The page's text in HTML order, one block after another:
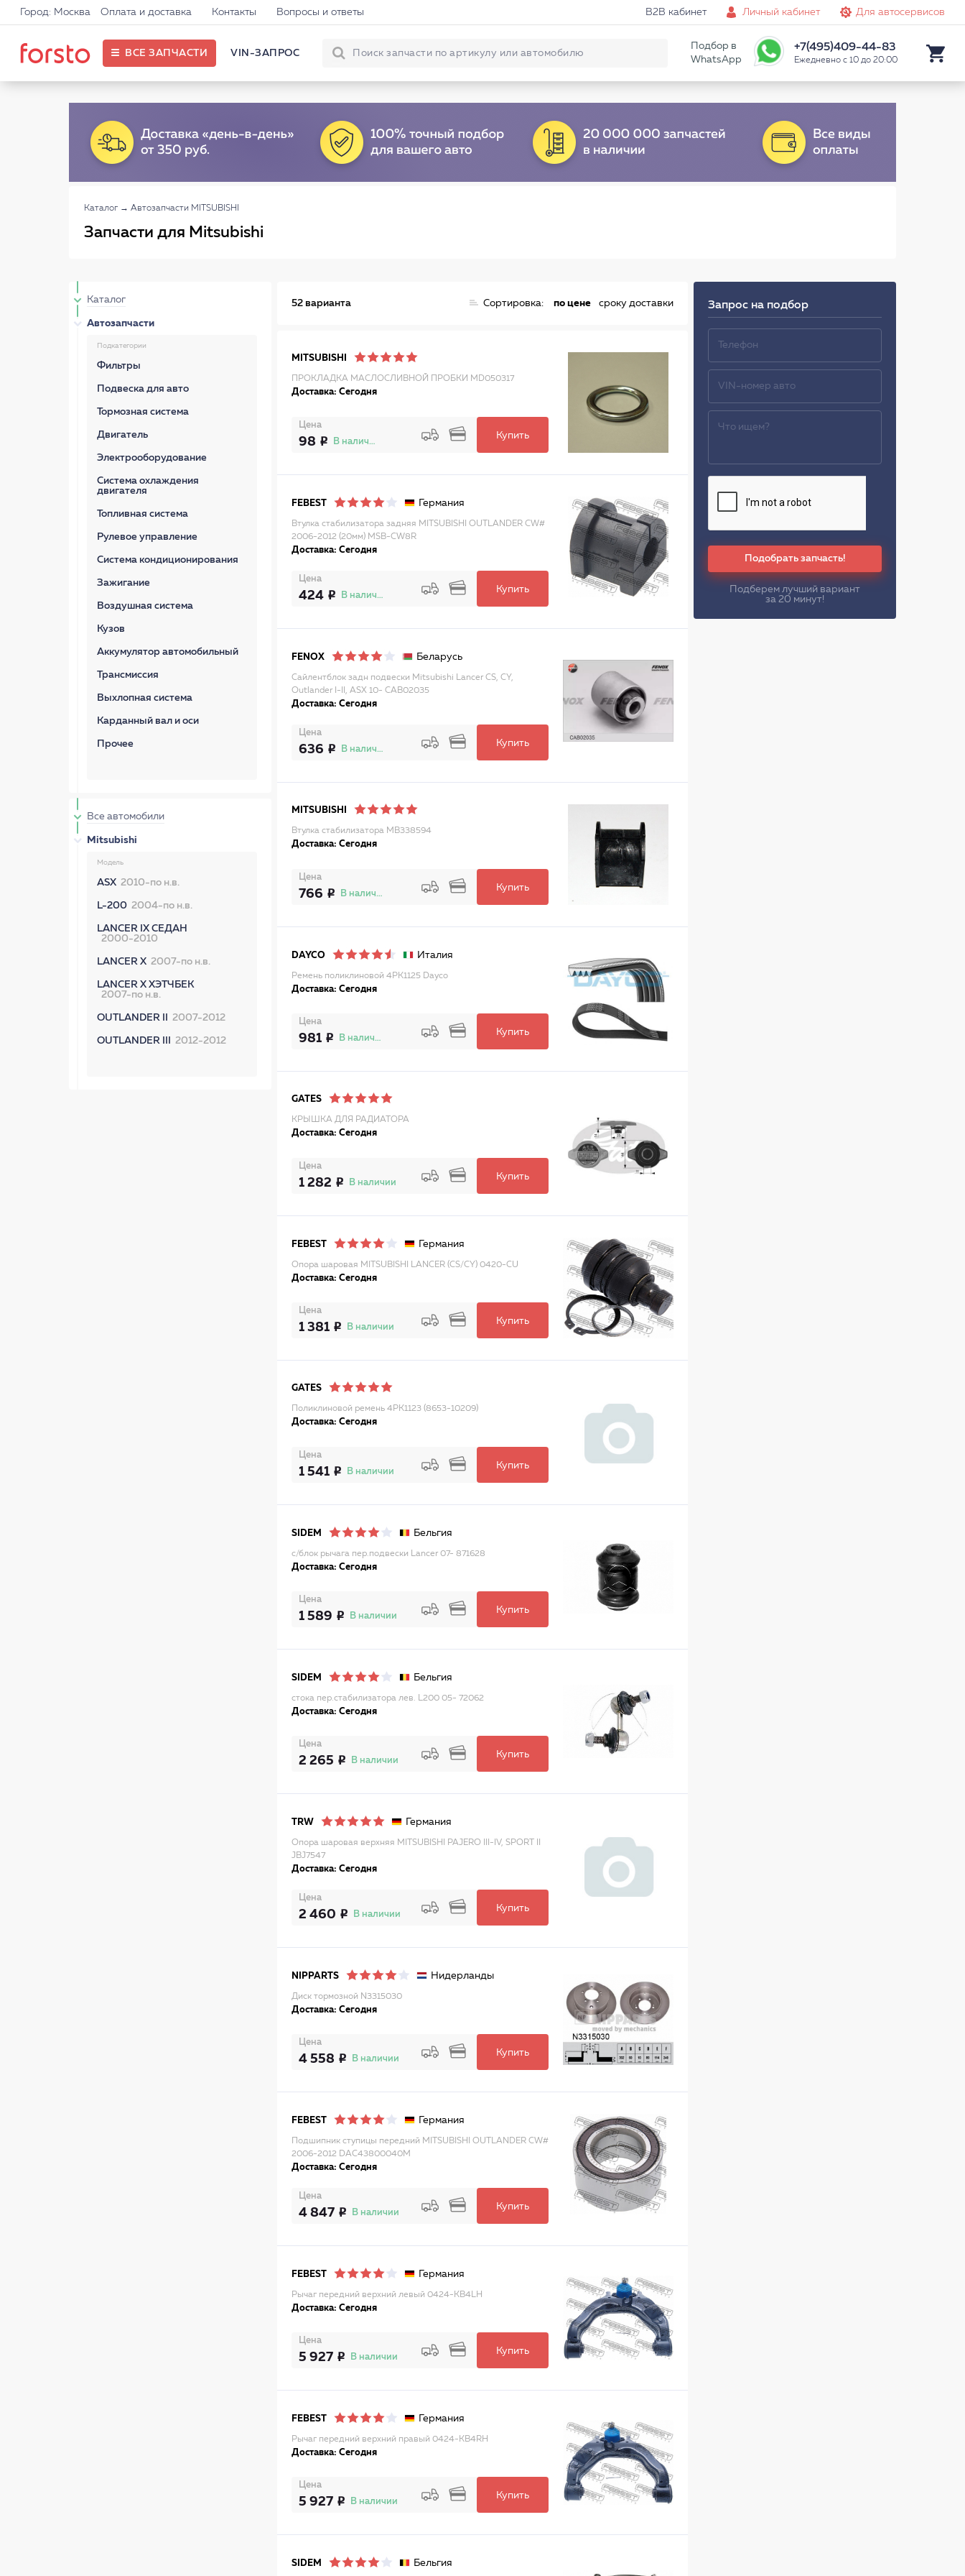
Город: Москва Оплата и доставка Контакты Вопросы и ответы B2B кабинет Личный кабинет Для автосервисов
ВСЕ ЗАПЧАСТИ VIN-ЗАПРОС
Подбор в
WhatsApp
+7(495)409-44-83
Ежедневно с 10 до 20:00
Каталог → Автозапчасти MITSUBISHI
Запчасти для Mitsubishi
Каталог
Автозапчасти
Подкатегории
Фильтры
Подвеска для авто
Тормозная система
Двигатель
Электрооборудование
Система охлаждения
двигателя
Топливная система
Рулевое управление
Система кондиционирования
Зажигание
Воздушная система
Кузов
Аккумулятор автомобильный
Трансмиссия
Выхлопная система
Карданный вал и оси
Прочее
Все автомобили
Mitsubishi
Модель
ASX 2010-по н.в.
L-200 2004-по н.в.
LANCER IX СЕДАН
2000-2010
LANCER X 2007-по н.в.
LANCER X ХЭТЧБЕК
2007-по н.в.
OUTLANDER II 2007-2012
OUTLANDER III 2012-2012
52 варианта Сортировка: по цене сроку доставки
MITSUBISHI
ПРОКЛАДКА МАСЛОСЛИВНОЙ ПРОБКИ MD050317
Доставка: Сегодня
Цена
98 В наличии
Купить
FEBEST Германия
Втулка стабилизатора задняя MITSUBISHI OUTLANDER CW#
2006-2012 (20мм) MSB-CW8R
Доставка: Сегодня
Цена
424 В наличии
Купить
FENOX Беларусь
Сайлентблок задн подвески Mitsubishi Lancer CS, CY,
Outlander I-II, ASX 10- CAB02035
Доставка: Сегодня
Цена
636 В наличии
Купить
MITSUBISHI
Втулка стабилизатора MB338594
Доставка: Сегодня
Цена
766 В наличии
Купить
DAYCO Италия
Ремень поликлиновой 4PK1125 Dayco
Доставка: Сегодня
Цена
981 В наличии
Купить
GATES
КРЫШКА ДЛЯ РАДИАТОРА
Доставка: Сегодня
Цена
1 282 В наличии
Купить
FEBEST Германия
Опора шаровая MITSUBISHI LANCER (CS/CY) 0420-CU
Доставка: Сегодня
Цена
1 381 В наличии
Купить
GATES
Поликлиновой ремень 4PK1123 (8653-10209)
Доставка: Сегодня
Цена
1 541 В наличии
Купить
SIDEM Бельгия
с/блок рычага пер.подвески Lancer 07- 871628
Доставка: Сегодня
Цена
1 589 В наличии
Купить
SIDEM Бельгия
стока пер.стабилизатора лев. L200 05- 72062
Доставка: Сегодня
Цена
2 265 В наличии
Купить
TRW Германия
Опора шаровая верхняя MITSUBISHI PAJERO III-IV, SPORT II
JBJ7547
Доставка: Сегодня
Цена
2 460 В наличии
Купить
NIPPARTS Нидерланды
Диск тормозной N3315030
Доставка: Сегодня
Цена
4 558 В наличии
Купить
FEBEST Германия
Подшипник ступицы передний MITSUBISHI OUTLANDER CW#
2006-2012 DAC43800040M
Доставка: Сегодня
Цена
4 847 В наличии
Купить
FEBEST Германия
Рычаг передний верхний левый 0424-KB4LH
Доставка: Сегодня
Цена
5 927 В наличии
Купить
FEBEST Германия
Рычаг передний верхний правый 0424-KB4RH
Доставка: Сегодня
Цена
5 927 В наличии
Купить
SIDEM Бельгия
Запрос на подбор
Подобрать запчасть!
Подберем лучший вариант
за 20 минут!